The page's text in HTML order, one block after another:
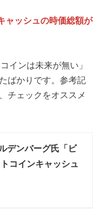
ャッシュの時価総額が
インは未来が無い」
ばかりです。参考記
チェックをオススメ
デンバーグ氏「ビ
コインキャッシュ